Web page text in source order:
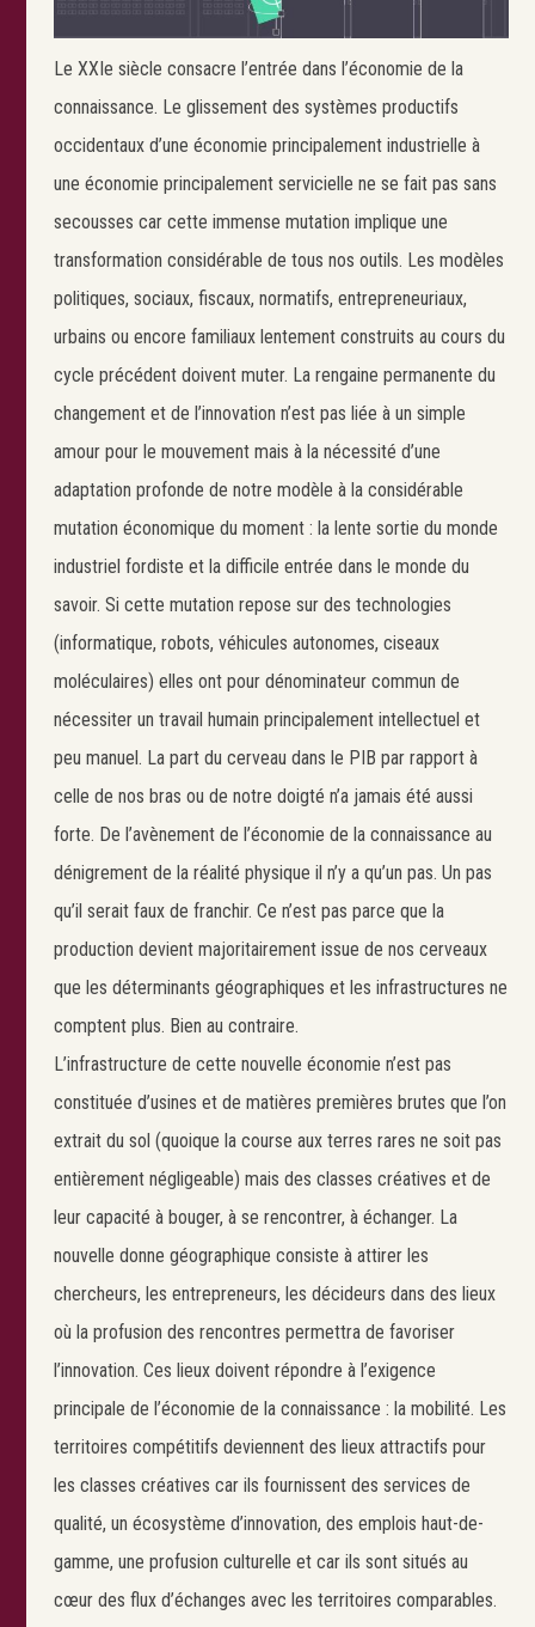
Le XXIe siècle consacre l’entrée dans l’économie de la
connaissance. Le glissement des systèmes productifs
occidentaux d’une économie principalement industrielle à
une économie principalement servicielle ne se fait pas sans
secousses car cette immense mutation implique une
transformation considérable de tous nos outils. Les modèles
politiques, sociaux, fiscaux, normatifs, entrepreneuriaux,
urbains ou encore familiaux lentement construits au cours du
cycle précédent doivent muter. La rengaine permanente du
changement et de l’innovation n’est pas liée à un simple
amour pour le mouvement mais à la nécessité d’une
adaptation profonde de notre modèle à la considérable
mutation économique du moment : la lente sortie du monde
industriel fordiste et la difficile entrée dans le monde du
savoir. Si cette mutation repose sur des technologies
(informatique, robots, véhicules autonomes, ciseaux
moléculaires) elles ont pour dénominateur commun de
nécessiter un travail humain principalement intellectuel et
peu manuel. La part du cerveau dans le PIB par rapport à
celle de nos bras ou de notre doigté n’a jamais été aussi
forte. De l’avènement de l’économie de la connaissance au
dénigrement de la réalité physique il n’y a qu’un pas. Un pas
qu’il serait faux de franchir. Ce n’est pas parce que la
production devient majoritairement issue de nos cerveaux
que les déterminants géographiques et les infrastructures ne
comptent plus. Bien au contraire.
L’infrastructure de cette nouvelle économie n’est pas
constituée d’usines et de matières premières brutes que l’on
extrait du sol (quoique la course aux terres rares ne soit pas
entièrement négligeable) mais des classes créatives et de
leur capacité à bouger, à se rencontrer, à échanger. La
nouvelle donne géographique consiste à attirer les
chercheurs, les entrepreneurs, les décideurs dans des lieux
où la profusion des rencontres permettra de favoriser
l’innovation. Ces lieux doivent répondre à l’exigence
principale de l’économie de la connaissance : la mobilité. Les
territoires compétitifs deviennent des lieux attractifs pour
les classes créatives car ils fournissent des services de
qualité, un écosystème d’innovation, des emplois haut-de-
gamme, une profusion culturelle et car ils sont situés au
cœur des flux d’échanges avec les territoires comparables.